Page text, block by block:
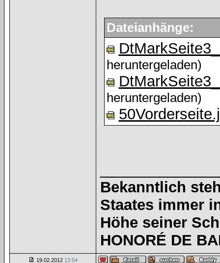
Dateianhänge:
heruntergeladen)
heruntergeladen)
Bekanntlich
Staates immer
Höhe seiner
HONORÉ DE
19.02.2012 13:54